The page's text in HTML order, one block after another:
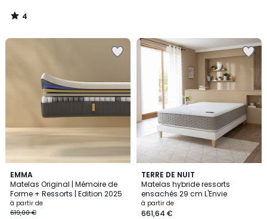
4
/
EMMA
Matelas Original | Mémoire de
Forme + Ressorts | Edition 2025
à partir de
619,00 €
3,7
/ 5
TERRE DE NUIT
Matelas hybride ressorts
ensachés 29 cm L'Envie
à partir de
661,64 €